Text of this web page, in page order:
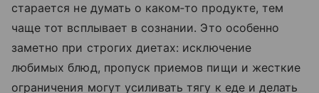
старается не думать о каком‑то продукте, тем
чаще тот всплывает в сознании. Это особенно
заметно при строгих диетах: исключение
любимых блюд, пропуск приемов пищи и жесткие
ограничения могут усиливать тягу к еде и делать